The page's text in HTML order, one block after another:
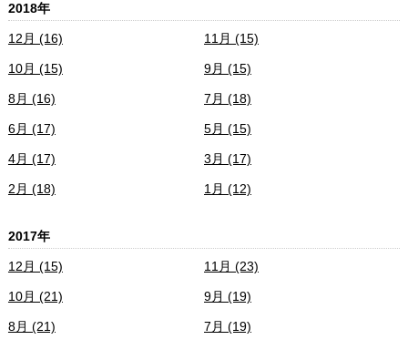
2018年
12月 (16) 11月 (15)
10月 (15) 9月 (15)
8月 (16) 7月 (18)
6月 (17) 5月 (15)
4月 (17) 3月 (17)
2月 (18) 1月 (12)
2017年
12月 (15) 11月 (23)
10月 (21) 9月 (19)
8月 (21) 7月 (19)